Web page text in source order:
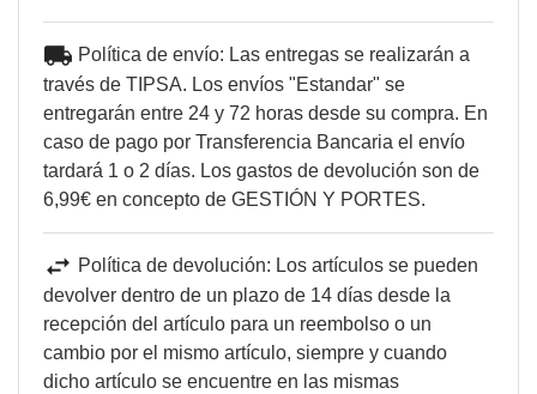
Política de envío: Las entregas se realizarán a
través de TIPSA. Los envíos "Estandar" se
entregarán entre 24 y 72 horas desde su compra. En
caso de pago por Transferencia Bancaria el envío
tardará 1 o 2 días. Los gastos de devolución son de
6,99€ en concepto de GESTIÓN Y PORTES.
Política de devolución: Los artículos se pueden
devolver dentro de un plazo de 14 días desde la
recepción del artículo para un reembolso o un
cambio por el mismo artículo, siempre y cuando
dicho artículo se encuentre en las mismas